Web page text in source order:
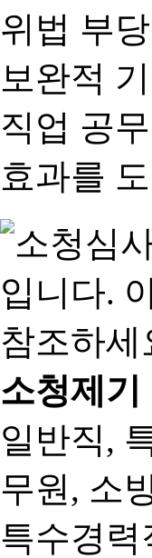
위법 부
보완적
직업 공
효과를
소청제기
일반직,
무원, 소
특수경